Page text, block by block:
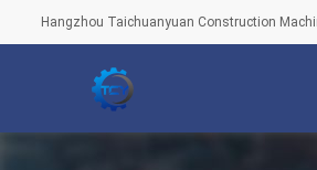
Hangzhou Taichuanyuan Construction